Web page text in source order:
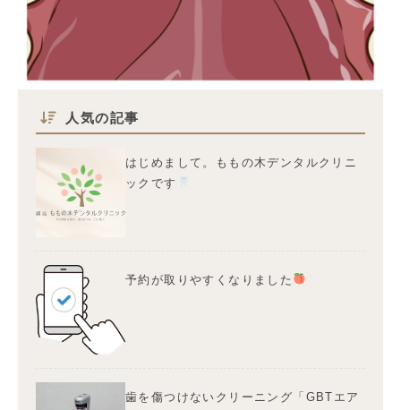
人気の記事
はじめまして。ももの木デンタルクリニ
ックです
予約が取りやすくなりました
歯を傷つけないクリーニング「GBTエア